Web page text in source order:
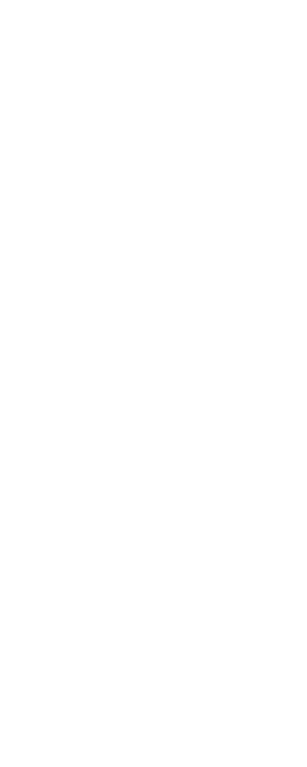
придбати W723/3 Фільтр масляний [ MANN ] по